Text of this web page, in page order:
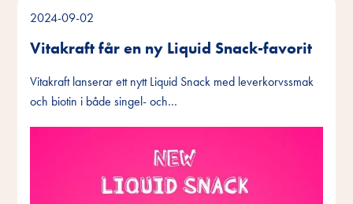
2024-09-02
Vitakraft får en ny Liquid Snack-favorit
Vitakraft lanserar ett nytt Liquid Snack med leverkorvssmak
och biotin i både singel- och…